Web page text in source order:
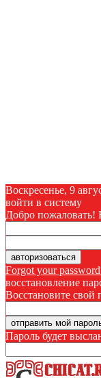
Воскресенье, 9
войти в систему
Добро пожаловать!
Forgot your
восстановление
Восстановите свой
Пароль будет